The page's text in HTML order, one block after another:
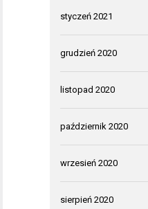
styczeń 2021
grudzień 2020
listopad 2020
październik 2020
wrzesień 2020
sierpień 2020